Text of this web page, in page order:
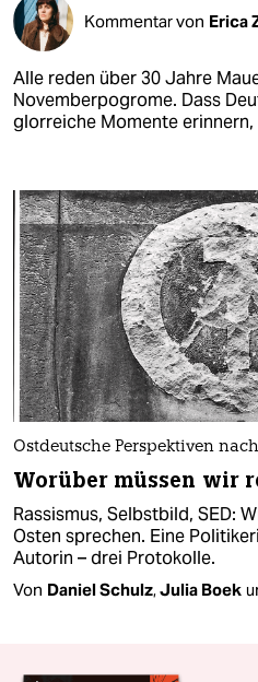
Kommentar von Erica
Alle reden über 30 Jahre
Novemberpogrome. Dass
glorreiche Momente
Ostdeutsche Perspektiven
Worüber müssen wir
Rassismus, Selbstbild, SED:
Osten sprechen. Eine
Autorin – drei Protokolle.
Von Daniel Schulz,Julia Boek